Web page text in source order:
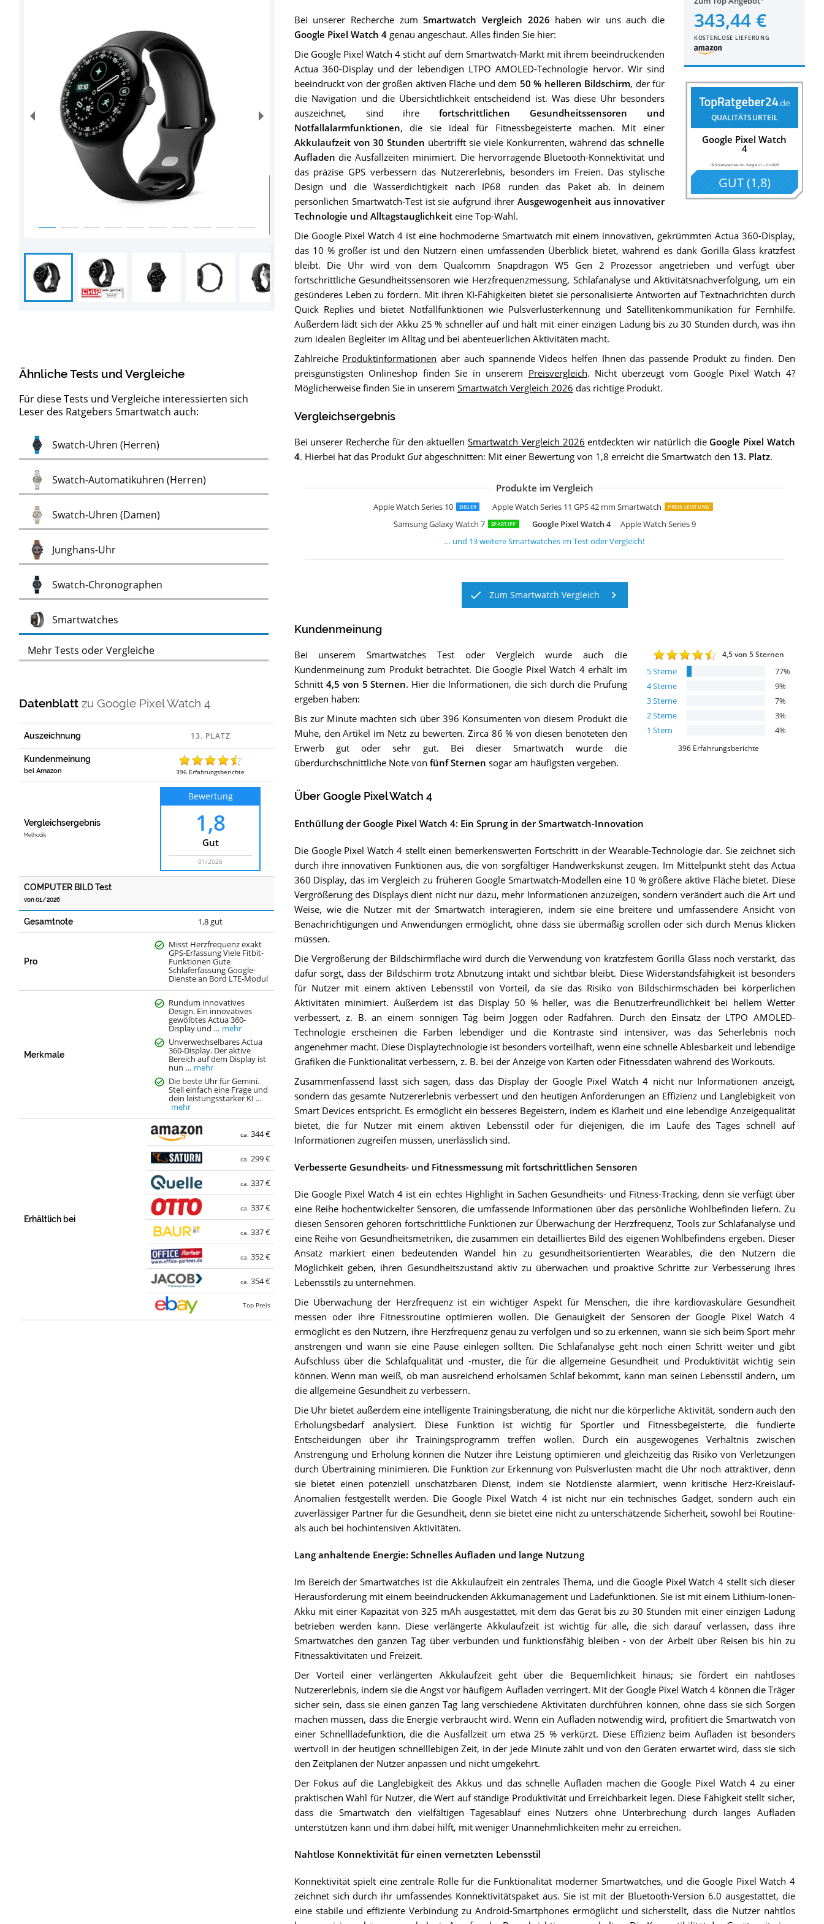
Ähnliche Tests und Vergleiche
Für diese Tests und Vergleiche interessierten sich
Leser des Ratgebers Smartwatch auch:
Swatch-Uhren (Herren)
Swatch-Automatikuhren (Herren)
Swatch-Uhren (Damen)
Junghans-UhrTest
Swatch-Chronographen
Automatikuhren (Herren)Test
BOCCIA Titanium Uhren (Herren)
Smartwatches
Lacoste-Uhren (Damen)Test
Lacoste-Uhren (Herren)Test
Holz-WeckerTest
Farbwechsel-UhrenTest
FEICE UhrenTest
PICTO DamenuhrenTest
PICTO HerrenuhrenTest
EKG-
UhrenTest
Mehr Tests oder Vergleiche
DatenblattzuGoogle Pixel Watch 4
Auszeichnung
Kundenmeinung
bei Amazon 396 Erfahrungsberichte
Vergleichsergebnis
Methodik
Bewertung
1,8
Gut
01/2026
COMPUTER BILD Test
von 01/2026
Gesamtnote 1,8 gut
Pro
Misst Herzfrequenz exakt
GPS-Erfassung Viele Fitbit-
Funktionen Gute
Schlaferfassung Google-
Dienste an Bord LTE-Modul
Merkmale
Rundum innovatives
Design. Ein innovatives
gewölbtes Actua 360-
Display und … mehr
Unverwechselbares Actua
360-Display. Der aktive
Bereich auf dem Display ist
nun … mehr
Die beste Uhr für Gemini.
Stell einfach eine Frage und
dein leistungsstarker KI …
mehr
Erhältlich bei
ca.344 €
ca. 299 €
ca.337 €
ca.337 €
ca.337 €
ca.352 €
ca.354 €
Top Preis
343,44 €
KOSTENLOSE LIEFERUNG
QUALITÄTSURTEIL
Google Pixel Watch
4
18 Smartwatches im Vergleich –01/2026
GUT(1,8)
Bei unserer Recherche zumSmartwatch Vergleich 2026 haben wir uns auch die
Google Pixel Watch 4genau angeschaut. Alles finden Sie hier:
Die Google Pixel Watch 4 sticht auf dem Smartwatch-Markt mit ihrem beeindruckenden
Actua 360-Display und der lebendigen LTPO AMOLED-Technologie hervor. Wir sind
beeindruckt von der großen aktiven Fläche und dem 50 % helleren Bildschirm, der für
die Navigation und die Übersichtlichkeit entscheidend ist. Was diese Uhr besonders
auszeichnet, sind ihrefortschrittlichen Gesundheitssensoren und
Notfallalarmfunktionen, die sie ideal für Fitnessbegeisterte machen. Mit einer
Akkulaufzeit von 30 Stunden übertrifft sie viele Konkurrenten, während dasschnelle
Aufladen die Ausfallzeiten minimiert. Die hervorragende Bluetooth-Konnektivität und
das präzise GPS verbessern das Nutzererlebnis, besonders im Freien. Das stylische
Design und die Wasserdichtigkeit nach IP68 runden das Paket ab. In deinem
persönlichen Smartwatch-Test ist sie aufgrund ihrerAusgewogenheit aus innovativer
Technologie und Alltagstauglichkeiteine Top-Wahl.
Die Google Pixel Watch 4 ist eine hochmoderne Smartwatch mit einem innovativen, gekrümmten Actua 360-Display,
das 10 % größer ist und den Nutzern einen umfassenden Überblick bietet, während es dank Gorilla Glass kratzfest
bleibt. Die Uhr wird von dem Qualcomm Snapdragon W5 Gen 2 Prozessor angetrieben und verfügt über
fortschrittliche Gesundheitssensoren wie Herzfrequenzmessung, Schlafanalyse und Aktivitätsnachverfolgung, um ein
gesünderes Leben zu fördern. Mit ihren KI-Fähigkeiten bietet sie personalisierte Antworten auf Textnachrichten durch
Quick Replies und bietet Notfallfunktionen wie Pulsverlusterkennung und Satellitenkommunikation für Fernhilfe.
Außerdem lädt sich der Akku 25 % schneller auf und hält mit einer einzigen Ladung bis zu 30 Stunden durch, was ihn
zum idealen Begleiter im Alltag und bei abenteuerlichen Aktivitäten macht.
Zahlreiche Produktinformationen aber auch spannende Videos helfen Ihnen das passende Produkt zu finden. Den
preisgünstigsten Onlineshop finden Sie in unserem Preisvergleich. Nicht überzeugt vom Google Pixel Watch 4?
Möglicherweise finden Sie in unserem Smartwatch Vergleich 2026 das richtige Produkt.
Vergleichsergebnis
Bei unserer Recherche für den aktuellenSmartwatch Vergleich 2026 entdeckten wir natürlich die Google Pixel Watch
4. Hierbei hat das Produkt Gutabgeschnitten: Mit einer Bewertung von 1,8 erreicht die Smartwatch den 13. Platz.
Produkte im Vergleich
Apple Watch Series 10 SIEGER Apple Watch Series 11 GPS 42 mm Smartwatch PREIS-LEISTUNG
Samsung Galaxy Watch 7 SPARTIPP Google Pixel Watch 4 Apple Watch Series 9
Apple Watch Ultra 3 GPS
Apple Watch Ultra 2
Apple Watch SE 3 GPS 44 mm Smartwatch
Samsung Galaxy Watch 8
Samsung Galaxy Watch 6
Samsung Galaxy Watch Ultra Smartwatch
Samsung Galaxy Watch 8 Classic
Samsung Galaxy Watch FE
Garmin Venu 3
HUAWEI Watch 5
Garmin Vivoactive 5
HUAWEI Watch FIT 4 Pro
HUAWEI Watch GT 5 Pro
… und 13weitereSmartwatches im Test oder Vergleich!
Zum Smartwatch Vergleich
Kundenmeinung
4,5von 5 Sternen
5Sterne 77%
4Sterne 9%
3Sterne 7%
2Sterne 3%
1 Stern 4%
396 Erfahrungsberichte
Bei unseremSmartwatches Test oder Vergleich wurde auch die
Kundenmeinung zum Produkt betrachtet. Die Google Pixel Watch 4erhält im
Schnitt 4,5 von 5 Sternen. Hier die Informationen, die sich durch die Prüfung
ergeben haben:
Bis zur Minute machten sich über 396 Konsumenten von diesem Produkt die
Mühe, den Artikel im Netz zu bewerten. Zirca 86 % von diesen benoteten den
Erwerb gut oder sehr gut. Bei dieser Smartwatch wurde die
überdurchschnittliche Note von fünf Sternen sogar am häufigsten vergeben.
Über Google Pixel Watch 4
Enthüllung der Google Pixel Watch 4: Ein Sprung in der Smartwatch-Innovation
Die Google Pixel Watch 4 stellt einen bemerkenswerten Fortschritt in der Wearable-Technologie dar. Sie zeichnet sich
durch ihre innovativen Funktionen aus, die von sorgfältiger Handwerkskunst zeugen. Im Mittelpunkt steht das Actua
360 Display, das im Vergleich zu früheren Google Smartwatch-Modellen eine 10 % größere aktive Fläche bietet. Diese
Vergrößerung des Displays dient nicht nur dazu, mehr Informationen anzuzeigen, sondern verändert auch die Art und
Weise, wie die Nutzer mit der Smartwatch interagieren, indem sie eine breitere und umfassendere Ansicht von
Benachrichtigungen und Anwendungen ermöglicht, ohne dass sie übermäßig scrollen oder sich durch Menüs klicken
müssen.
Die Vergrößerung der Bildschirmfläche wird durch die Verwendung von kratzfestem Gorilla Glass noch verstärkt, das
dafür sorgt, dass der Bildschirm trotz Abnutzung intakt und sichtbar bleibt. Diese Widerstandsfähigkeit ist besonders
für Nutzer mit einem aktiven Lebensstil von Vorteil, da sie das Risiko von Bildschirmschäden bei körperlichen
Aktivitäten minimiert. Außerdem ist das Display 50 % heller, was die Benutzerfreundlichkeit bei hellem Wetter
verbessert, z. B. an einem sonnigen Tag beim Joggen oder Radfahren. Durch den Einsatz der LTPO AMOLED-
Technologie erscheinen die Farben lebendiger und die Kontraste sind intensiver, was das Seherlebnis noch
angenehmer macht. Diese Displaytechnologie ist besonders vorteilhaft, wenn eine schnelle Ablesbarkeit und lebendige
Grafiken die Funktionalität verbessern, z. B. bei der Anzeige von Karten oder Fitnessdaten während des Workouts.
Zusammenfassend lässt sich sagen, dass das Display der Google Pixel Watch 4 nicht nur Informationen anzeigt,
sondern das gesamte Nutzererlebnis verbessert und den heutigen Anforderungen an Effizienz und Langlebigkeit von
Smart Devices entspricht. Es ermöglicht ein besseres Begeistern, indem es Klarheit und eine lebendige Anzeigequalität
bietet, die für Nutzer mit einem aktiven Lebensstil oder für diejenigen, die im Laufe des Tages schnell auf
Informationen zugreifen müssen, unerlässlich sind.
Verbesserte Gesundheits- und Fitnessmessung mit fortschrittlichen Sensoren
Die Google Pixel Watch 4 ist ein echtes Highlight in Sachen Gesundheits- und Fitness-Tracking, denn sie verfügt über
eine Reihe hochentwickelter Sensoren, die umfassende Informationen über das persönliche Wohlbefinden liefern. Zu
diesen Sensoren gehören fortschrittliche Funktionen zur Überwachung der Herzfrequenz, Tools zur Schlafanalyse und
eine Reihe von Gesundheitsmetriken, die zusammen ein detailliertes Bild des eigenen Wohlbefindens ergeben. Dieser
Ansatz markiert einen bedeutenden Wandel hin zu gesundheitsorientierten Wearables, die den Nutzern die
Möglichkeit geben, ihren Gesundheitszustand aktiv zu überwachen und proaktive Schritte zur Verbesserung ihres
Lebensstils zu unternehmen.
Die Überwachung der Herzfrequenz ist ein wichtiger Aspekt für Menschen, die ihre kardiovaskuläre Gesundheit
messen oder ihre Fitnessroutine optimieren wollen. Die Genauigkeit der Sensoren der Google Pixel Watch 4
ermöglicht es den Nutzern, ihre Herzfrequenz genau zu verfolgen und so zu erkennen, wann sie sich beim Sport mehr
anstrengen und wann sie eine Pause einlegen sollten. Die Schlafanalyse geht noch einen Schritt weiter und gibt
Aufschluss über die Schlafqualität und -muster, die für die allgemeine Gesundheit und Produktivität wichtig sein
können. Wenn man weiß, ob man ausreichend erholsamen Schlaf bekommt, kann man seinen Lebensstil ändern, um
die allgemeine Gesundheit zu verbessern.
Die Uhr bietet außerdem eine intelligente Trainingsberatung, die nicht nur die körperliche Aktivität, sondern auch den
Erholungsbedarf analysiert. Diese Funktion ist wichtig für Sportler und Fitnessbegeisterte, die fundierte
Entscheidungen über ihr Trainingsprogramm treffen wollen. Durch ein ausgewogenes Verhältnis zwischen
Anstrengung und Erholung können die Nutzer ihre Leistung optimieren und gleichzeitig das Risiko von Verletzungen
durch Übertraining minimieren. Die Funktion zur Erkennung von Pulsverlusten macht die Uhr noch attraktiver, denn
sie bietet einen potenziell unschätzbaren Dienst, indem sie Notdienste alarmiert, wenn kritische Herz-Kreislauf-
Anomalien festgestellt werden. Die Google Pixel Watch 4 ist nicht nur ein technisches Gadget, sondern auch ein
zuverlässiger Partner für die Gesundheit, denn sie bietet eine nicht zu unterschätzende Sicherheit, sowohl bei Routine-
als auch bei hochintensiven Aktivitäten.
Lang anhaltende Energie: Schnelles Aufladen und lange Nutzung
Im Bereich der Smartwatches ist die Akkulaufzeit ein zentrales Thema, und die Google Pixel Watch 4 stellt sich dieser
Herausforderung mit einem beeindruckenden Akkumanagement und Ladefunktionen. Sie ist mit einem Lithium-Ionen-
Akku mit einer Kapazität von 325 mAh ausgestattet, mit dem das Gerät bis zu 30 Stunden mit einer einzigen Ladung
betrieben werden kann. Diese verlängerte Akkulaufzeit ist wichtig für alle, die sich darauf verlassen, dass ihre
Smartwatches den ganzen Tag über verbunden und funktionsfähig bleiben - von der Arbeit über Reisen bis hin zu
Fitnessaktivitäten und Freizeit.
Der Vorteil einer verlängerten Akkulaufzeit geht über die Bequemlichkeit hinaus; sie fördert ein nahtloses
Nutzererlebnis, indem sie die Angst vor häufigem Aufladen verringert. Mit der Google Pixel Watch 4 können die Träger
sicher sein, dass sie einen ganzen Tag lang verschiedene Aktivitäten durchführen können, ohne dass sie sich Sorgen
machen müssen, dass die Energie verbraucht wird. Wenn ein Aufladen notwendig wird, profitiert die Smartwatch von
einer Schnellladefunktion, die die Ausfallzeit um etwa 25 % verkürzt. Diese Effizienz beim Aufladen ist besonders
wertvoll in der heutigen schnelllebigen Zeit, in der jede Minute zählt und von den Geräten erwartet wird, dass sie sich
den Zeitplänen der Nutzer anpassen und nicht umgekehrt.
Der Fokus auf die Langlebigkeit des Akkus und das schnelle Aufladen machen die Google Pixel Watch 4 zu einer
praktischen Wahl für Nutzer, die Wert auf ständige Produktivität und Erreichbarkeit legen. Diese Fähigkeit stellt sicher,
dass die Smartwatch den vielfältigen Tagesablauf eines Nutzers ohne Unterbrechung durch langes Aufladen
unterstützen kann und ihm dabei hilft, mit weniger Unannehmlichkeiten mehr zu erreichen.
Nahtlose Konnektivität für einen vernetzten Lebensstil
Konnektivität spielt eine zentrale Rolle für die Funktionalität moderner Smartwatches, und die Google Pixel Watch 4
zeichnet sich durch ihr umfassendes Konnektivitätspaket aus. Sie ist mit der Bluetooth-Version 6.0 ausgestattet, die
eine stabile und effiziente Verbindung zu Android-Smartphones ermöglicht und sicherstellt, dass die Nutzer nahtlos